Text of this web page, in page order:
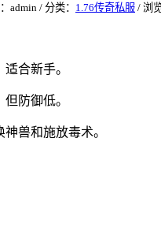
admin / 分类： 1.76传奇私服 / 浏览
合新手。
防御低。
兽和施放毒术。